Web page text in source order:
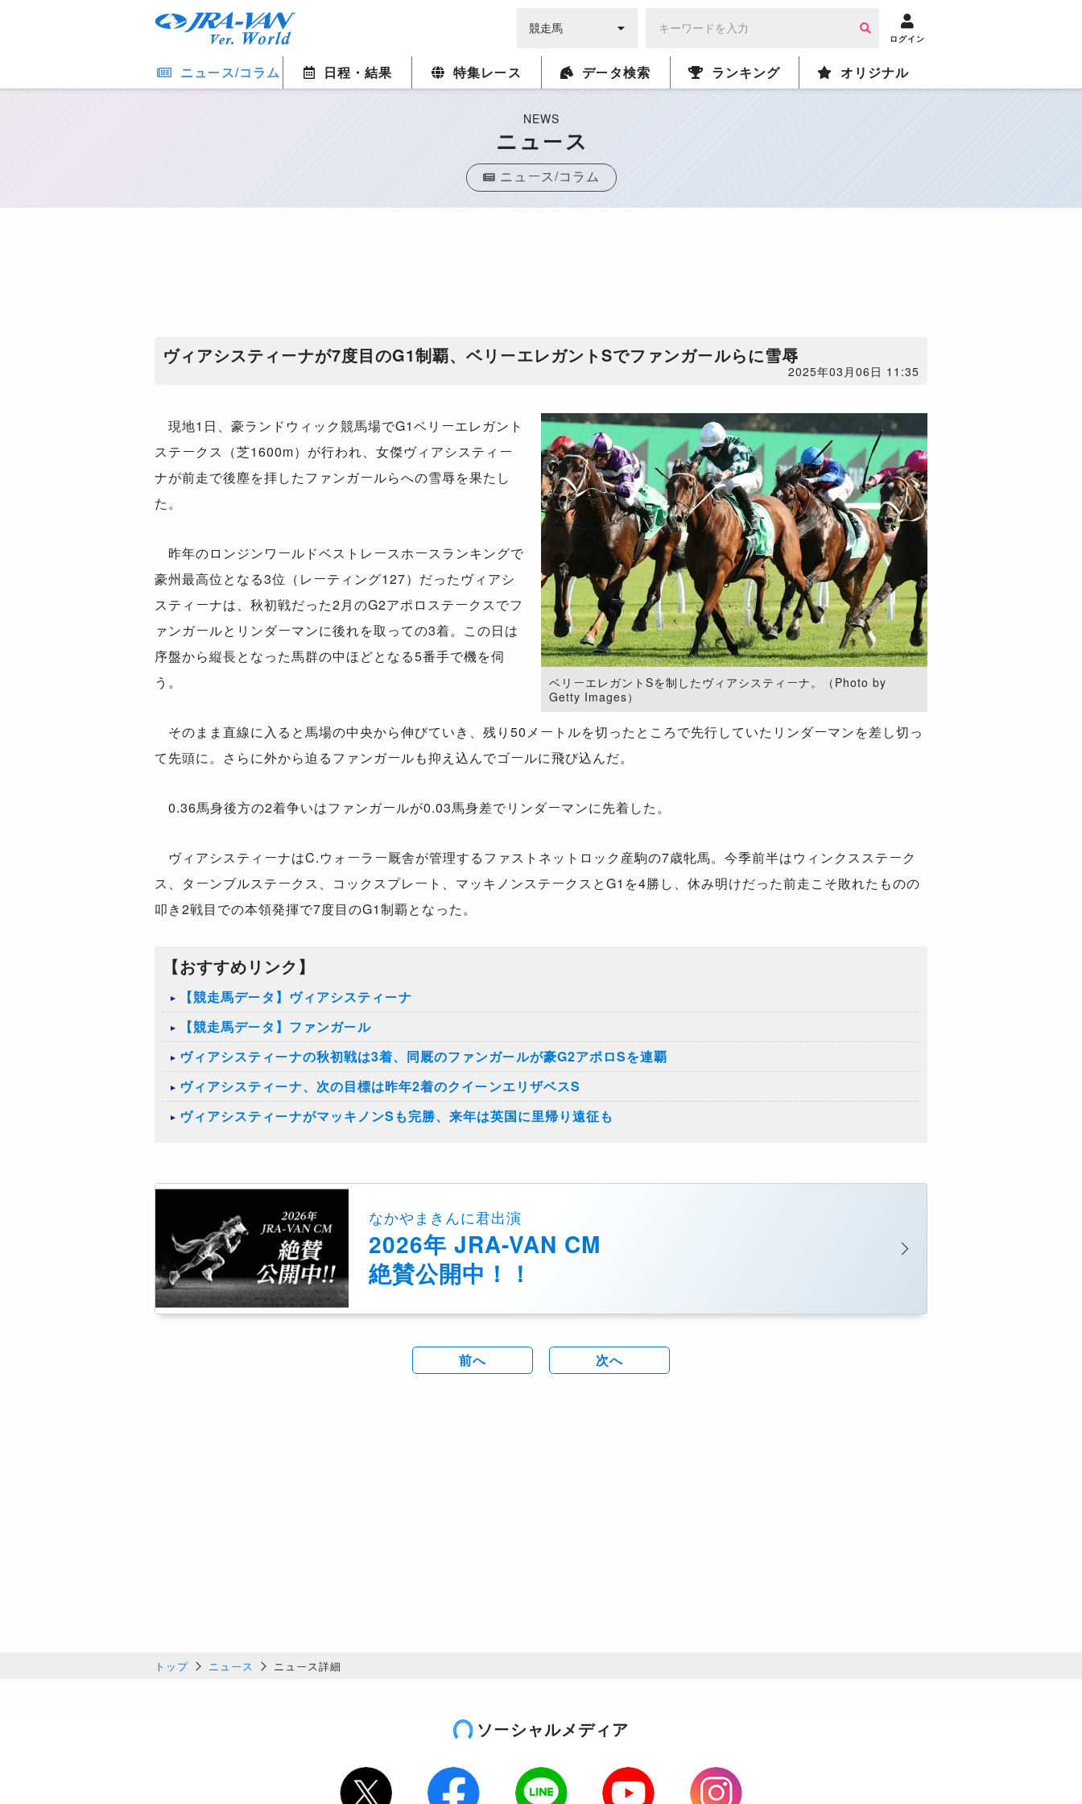
ログイン
ニュース/コラム 日程・結果 特集レース データ検索 ランキング オリジナル
NEWS
ニュース
ニュース/コラム
ヴィアシスティーナが7度目のG1制覇、ベリーエレガントSでファンガールらに雪辱
2025年03月06日 11:35
ベリーエレガントSを制したヴィアシスティーナ。（Photo by
Getty Images）
現地1日、豪ランドウィック競馬場でG1ベリーエレガント
ステークス（芝1600m）が行われ、女傑ヴィアシスティー
ナが前走で後塵を拝したファンガールらへの雪辱を果たし
た。
昨年のロンジンワールドベストレースホースランキングで
豪州最高位となる3位（レーティング127）だったヴィアシ
スティーナは、秋初戦だった2月のG2アポロステークスでフ
ァンガールとリンダーマンに後れを取っての3着。この日は
序盤から縦長となった馬群の中ほどとなる5番手で機を伺
う。
そのまま直線に入ると馬場の中央から伸びていき、残り50メートルを切ったところで先行していたリンダーマンを差し切っ
て先頭に。さらに外から迫るファンガールも抑え込んでゴールに飛び込んだ。
0.36馬身後方の2着争いはファンガールが0.03馬身差でリンダーマンに先着した。
ヴィアシスティーナはC.ウォーラー厩舎が管理するファストネットロック産駒の7歳牝馬。今季前半はウィンクスステーク
ス、ターンブルステークス、コックスプレート、マッキノンステークスとG1を4勝し、休み明けだった前走こそ敗れたものの
叩き2戦目での本領発揮で7度目のG1制覇となった。
【おすすめリンク】
【競走馬データ】ヴィアシスティーナ
【競走馬データ】ファンガール
ヴィアシスティーナの秋初戦は3着、同厩のファンガールが豪G2アポロSを連覇
ヴィアシスティーナ、次の目標は昨年2着のクイーンエリザベスS
ヴィアシスティーナがマッキノンSも完勝、来年は英国に里帰り遠征も
なかやまきんに君出演
2026年 JRA-VAN CM
絶賛公開中！！
前へ 次へ
トップ ニュース ニュース詳細
ソーシャルメディア